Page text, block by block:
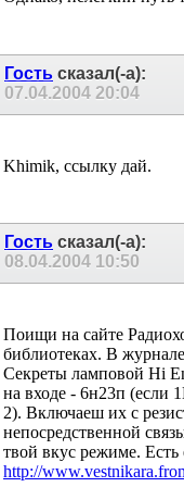
Гостьсказал(-а):
07.04.2004
Гостьсказал(-а):
08.04.2004
Поищи на сайте
библиотеках. В
Секреты ламповой Hi
на входе - 6н23п (если
2). Включаеш их с
непосредственной
твой вкус режиме. Есть